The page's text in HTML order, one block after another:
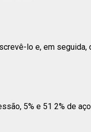
lo e, em seguida,
5% e 51 2% de